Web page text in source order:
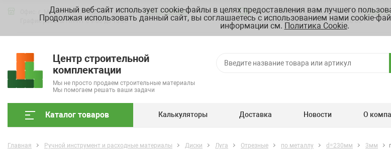
Офис: г. Москва, ул. Складочная д. 3, стр. 7Схема проезда
График работы ПН-ПТ с 9.00 до 18.00
Склад: г. Москва, ул. Полярная, д.39 БСхема
График работы ПН-ПТ с 8.00 до 20.00
Центр строительной
комплектации
Мы не просто продаем строительные материалы
Мы помогаем решать ваши задачи
Каталог товаров Калькуляторы Доставка Новости О
Главная Ручной инструмент и расходные материалы Диски Луга Отрезные по металлу d=230мм 3мм
Данный веб-сайт использует cookie-файлы в целях предоставления вам лучшего
Продолжая использовать данный сайт, вы соглашаетесь с использованием нами cookie-
информации см. Политика Cookie.